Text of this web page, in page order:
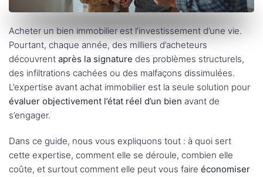
Acheter un bien immobilier est l’investissement d’une vie.
Pourtant, chaque année, des milliers d’acheteurs
découvrent après la signature des problèmes structurels,
des infiltrations cachées ou des malfaçons dissimulées.
L’expertise avant achat immobilier est la seule solution pour
évaluer objectivement l’état réel d’un bien avant de
s’engager.
Dans ce guide, nous vous expliquons tout : à quoi sert
cette expertise, comment elle se déroule, combien elle
coûte, et surtout comment elle peut vous faire économiser